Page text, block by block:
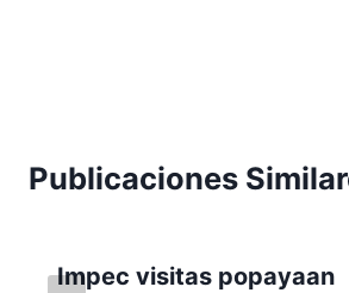
Publicaciones
Impec visitas popayaan